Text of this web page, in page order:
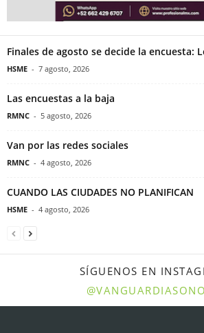
Finales de agosto se decide la encuesta:
HSME - 7 agosto, 2026
Las encuestas a la baja
RMNC - 5 agosto, 2026
Van por las redes sociales
RMNC - 4 agosto, 2026
CUANDO LAS CIUDADES NO PLANIFICAN
HSME - 4 agosto, 2026
SÍGUENOS EN